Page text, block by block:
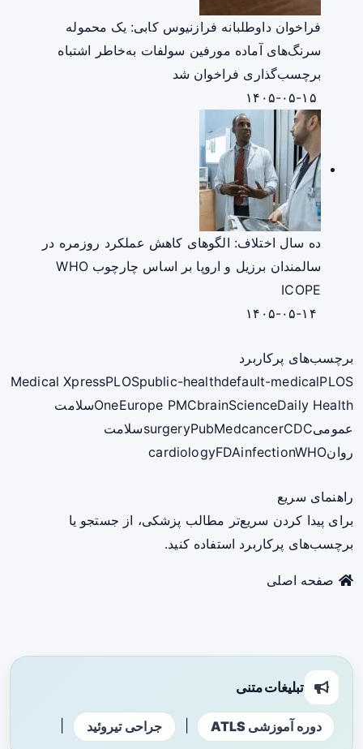
فراخوان داوطلبانه فرازنیوس کابی: یک محموله
سرنگ‌های آماده مورفین سولفات به‌خاطر اشتباه
برچسب‌گذاری فراخوان شد
ده سال اختلاف: الگوهای کاهش عملکرد روزمره در
سالمندان برزیل و اروپا بر اساس چارچوب WHO
ICOPE
برچسب‌های پرکاربرد
Medical XpressPLOSpublic-healthdefault-medicalPLOS
OneEurope PMCbrainScienceDaily Health
سلامت
عمومی
surgeryPubMedcancerCDC
سلامت
روان
cardiologyFDAinfectionWHO
راهنمای سریع
برای پیدا کردن سریع‌تر مطالب پزشکی، از جستجو یا
برچسب‌های پرکاربرد استفاده کنید.
صفحه اصلی
تبلیغات متنی
دوره آموزشی ATLS جراحی تیروئید